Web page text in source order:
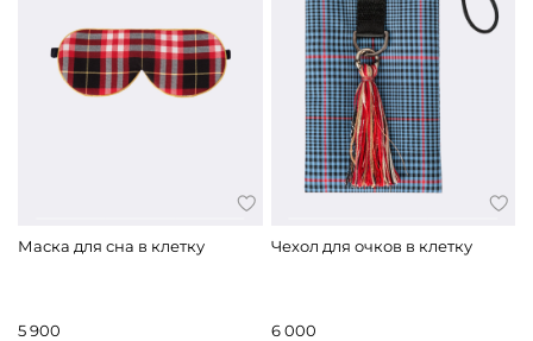
Маска для сна в клетку
5 900
Чехол для очков в клетку
6 000